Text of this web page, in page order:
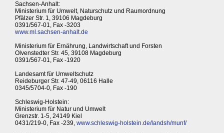
Sachsen-Anhalt:
Ministerium für Umwelt, Naturschutz und Raumordnung
Pfälzer Str. 1, 39106 Magdeburg
0391/567-01, Fax -3203
www.ml.sachsen-anhalt.de
Ministerium für Ernährung, Landwirtschaft und Forsten
Olvenstedter Str. 45, 39108 Magdeburg
0391/567-01, Fax -1920
Landesamt für Umweltschutz
Reideburger Str. 47-49, 06116 Halle
0345/5704-0, Fax -190
Schleswig-Holstein:
Ministerium für Natur und Umwelt
Grenzstr. 1-5, 24149 Kiel
0431/219-0, Fax -239, www.schleswig-holstein.de/landsh/munf/